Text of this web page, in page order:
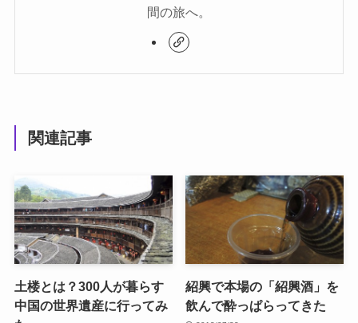
間の旅へ。
関連記事
土楼とは？300人が暮らす
中国の世界遺産に行ってみ
紹興で本場の「紹興酒」を
飲んで酔っぱらってきた